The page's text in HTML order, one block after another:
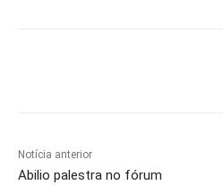
Notícia anterior
Abilio palestra no fórum